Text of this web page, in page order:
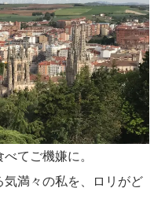
てご機嫌に。
気満々の私を、ロリがど